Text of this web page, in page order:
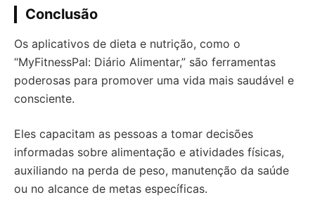
Conclusão
Os aplicativos de dieta e nutrição, como o
“MyFitnessPal: Diário Alimentar,” são ferramentas
poderosas para promover uma vida mais saudável e
consciente.
Eles capacitam as pessoas a tomar decisões
informadas sobre alimentação e atividades físicas,
auxiliando na perda de peso, manutenção da saúde
ou no alcance de metas específicas.